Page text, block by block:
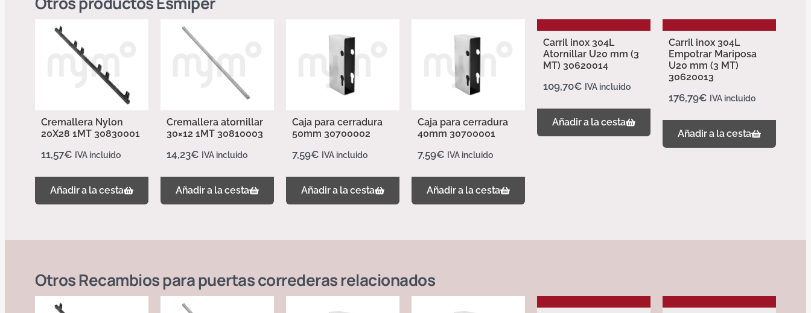
Cremallera Nylon
20X28 1MT 30830001
11,57€ IVA incluido
Añadir a la cesta
Cremallera atornillar
30×12 1MT 30810003
14,23€ IVA incluido
Añadir a la cesta
Caja para cerradura
50mm 30700002
7,59€ IVA incluido
Añadir a la cesta
Caja para cerradura
40mm 30700001
7,59€ IVA incluido
Añadir a la cesta
Carril inox 304L
Atornillar U20 mm (3
MT) 30620014
109,70€ IVA incluido
Añadir a la cesta
Carril inox 304L
Empotrar Mariposa
U20 mm (3 MT)
30620013
176,79€ IVA incluido
Añadir a la cesta
OtrosRecambios para puertas correderasrelacionados